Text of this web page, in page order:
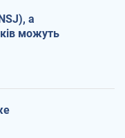
а
можуть